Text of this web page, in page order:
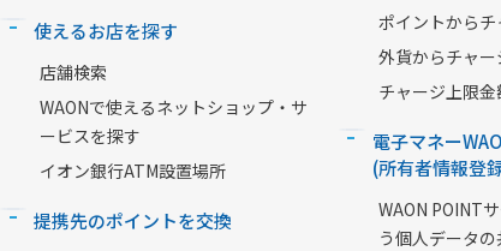
使えるお店を探す
店舗検索
WAONで使えるネットショップ・サ
ービスを探す
イオン銀行ATM設置場所
提携先のポイントを交換
ポイントからチ
外貨からチャー
チャージ上限
電子マネー
(所有者情報登
WAON POINT
う個人データ